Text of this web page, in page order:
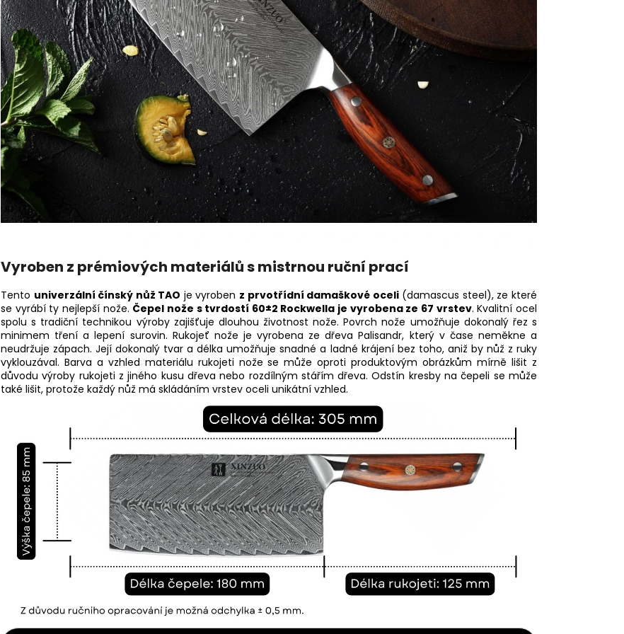
Vyroben z prémiových materiálů s mistrnou ruční prací
Tento univerzální čínský nůž TAO je vyroben z prvotřídní damaškové oceli(damascus steel), ze které
se vyrábí ty nejlepší nože. Čepel nože s tvrdostí 60±2 Rockwella je vyrobena ze 67 vrstev. Kvalitní ocel
spolu s tradiční technikou výroby zajišťuje dlouhou životnost nože. Povrch nože umožňuje dokonalý řez s
minimem tření a lepení surovin. Rukojeť nože je vyrobena ze dřeva Palisandr, který v čase neměkne a
neudržuje zápach. Její dokonalý tvar a délka umožňuje snadné a ladné krájení bez toho, aniž by nůž z ruky
vyklouzával. Barva a vzhled materiálu rukojeti nože se může oproti produktovým obrázkům mírně lišit z
důvodu výroby rukojeti z jiného kusu dřeva nebo rozdílným stářím dřeva. Odstín kresby na čepeli se může
také lišit, protože každý nůž má skládáním vrstev oceli unikátní vzhled.